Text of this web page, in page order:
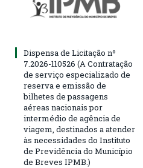
Dispensa de Licitação nº
7.2026-110526 (A Contratação
de serviço especializado de
reserva e emissão de
bilhetes de passagens
aéreas nacionais por
intermédio de agência de
viagem, destinados a atender
às necessidades do Instituto
de Previdência do Município
de Breves IPMB.)